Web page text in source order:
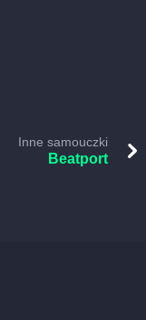
Inne samouczki
Beatport